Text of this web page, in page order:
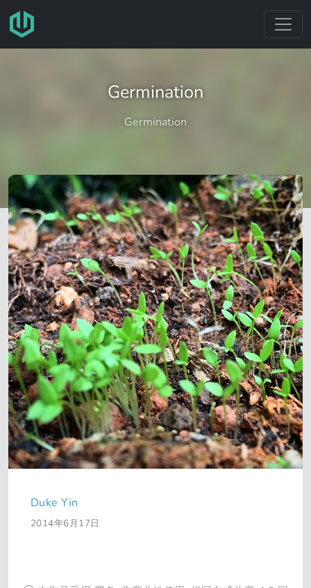
跳转至主要内容
Germination
Germination
Duke Yin
2014年6月17日